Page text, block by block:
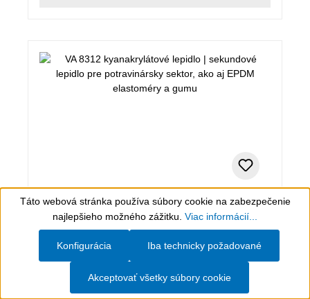
60 g
VA 8312 kyanakrylátové lepidlo
sekundové lepidlo pre potravinársky sektor, ako aj
EPDM elastoméry a gumu
Show toolbar
Táto webová stránka používa súbory cookie na zabezpečenie
najlepšieho možného zážitku. Viac informácií...
Iba technicky požadované
Konfigurácia
Akceptovať všetky súbory cookie